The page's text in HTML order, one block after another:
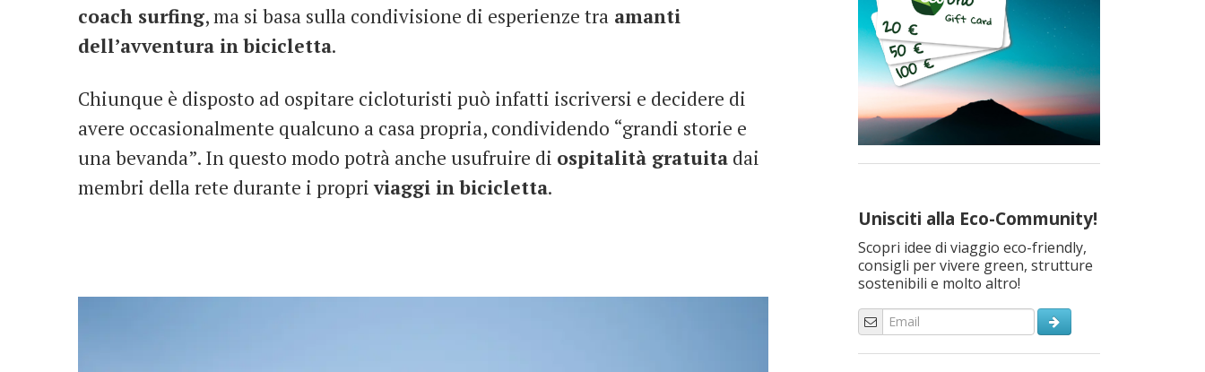
coach surfing, ma si basa sulla condivisione di esperienze tra amanti
dell’avventura in bicicletta.
Chiunque è disposto ad ospitare cicloturisti può infatti iscriversi e decidere di
avere occasionalmente qualcuno a casa propria, condividendo “grandi storie e
una bevanda”. In questo modo potrà anche usufruire di ospitalità gratuita dai
membri della rete durante i propriviaggi in bicicletta.
Unisciti alla Eco-Community!
Scopri idee di viaggio eco-friendly,
consigli per vivere green, strutture
sostenibili e molto altro!